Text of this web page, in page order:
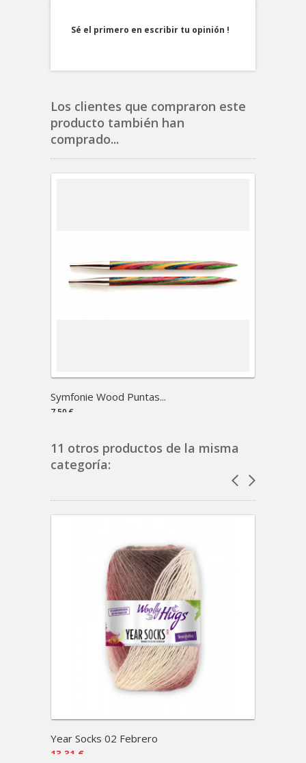
Sé el primero en escribir tu opinión !
Los clientes que compraron este
producto también han
comprado...
Symfonie Wood Puntas...
7,50 €
11 otros productos de la misma
categoría:
Year Socks 02 Febrero
13,31 €